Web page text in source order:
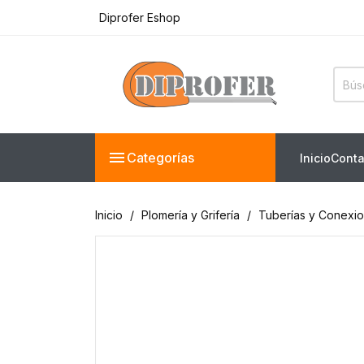
Ferreteria Truper en línea
 Categorías Inicio
Inicio Plomería y Grifería Tuberías y